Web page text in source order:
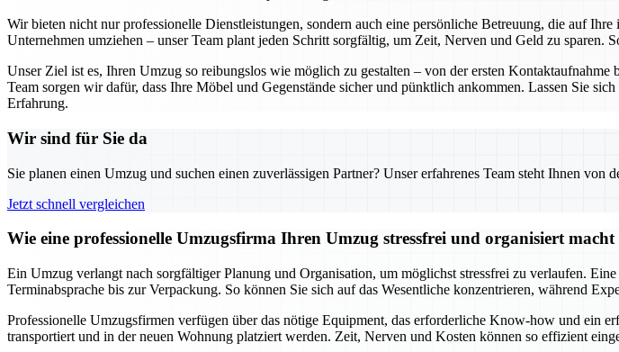
Wir bieten nicht nur professionelle Dienstleistungen, sondern auch eine persönliche Betreuung, die auf
Unternehmen umziehen – unser Team plant jeden Schritt sorgfältig, um Zeit, Nerven und Geld zu
Unser Ziel ist es, Ihren Umzug so reibungslos wie möglich zu gestalten – von der ersten
Team sorgen wir dafür, dass Ihre Möbel und Gegenstände sicher und pünktlich ankommen. Lassen Sie
Erfahrung.
Wir sind für Sie da
Sie planen einen Umzug und suchen einen zuverlässigen Partner? Unser erfahrenes Team steht Ihnen
Jetzt schnell vergleichen
Wie eine professionelle Umzugsfirma Ihren Umzug stressfrei und organisiert macht
Ein Umzug verlangt nach sorgfältiger Planung und Organisation, um möglichst stressfrei zu verlaufen.
Terminabsprache bis zur Verpackung. So können Sie sich auf das Wesentliche konzentrieren, während
Professionelle Umzugsfirmen verfügen über das nötige Equipment, das erforderliche Know-how und ein
transportiert und in der neuen Wohnung platziert werden. Zeit, Nerven und Kosten können so effizient